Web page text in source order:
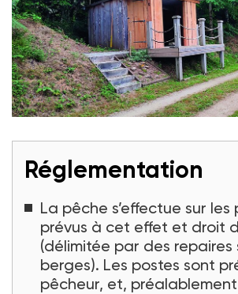
Réglementation
La pêche s’effectue sur les
prévus à cet effet et droit
(délimitée par des repaires
berges). Les postes sont
pêcheur, et,